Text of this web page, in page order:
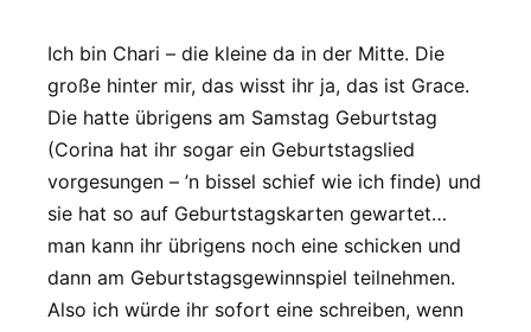
Ich bin Chari – die kleine da in der Mitte. Die
große hinter mir, das wisst ihr ja, das ist Grace.
Die hatte übrigens am Samstag Geburtstag
(Corina hat ihr sogar ein Geburtstagslied
vorgesungen – ’n bissel schief wie ich finde) und
sie hat so auf Geburtstagskarten gewartet…
man kann ihr übrigens noch eine schicken und
dann am Geburtstagsgewinnspiel teilnehmen.
Also ich würde ihr sofort eine schreiben, wenn